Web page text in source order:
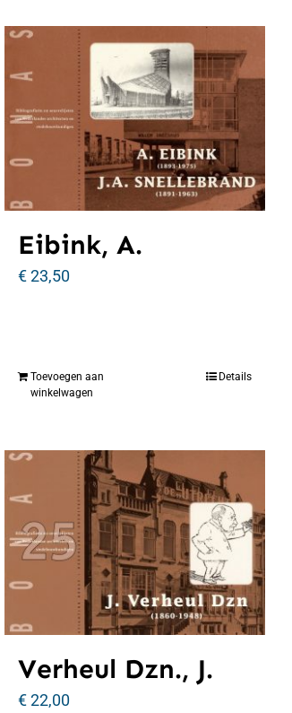
Eibink, A.
€23,50
Toevoegen aan
winkelwagen
Details
Verheul Dzn., J.
€22,00